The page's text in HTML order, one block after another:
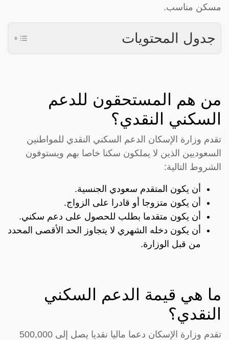
مسكن مناسب.
جدول المحتويات
من هم المستحقون للدعم
السكني النقدي؟
تقدم وزارة الإسكان الدعم السكني النقدي للمواطنين
السعوديين الذين لا يملكون سكنا خاصا بهم ويستوفون
الشروط التالية:
أن يكون المتقدم سعودي الجنسية.
أن يكون متزوجا أو قادرا على الزواج.
أن يكون متقدما بطلب للحصول على دعم سكني.
أن يكون دخله الشهري لا يتجاوز الحد الأقصى المحدد
من قبل الوزارة.
ما هي قيمة الدعم السكني
النقدي؟
تقدم وزارة الإسكان دعما ماليا نقديا يصل إلى 500,000